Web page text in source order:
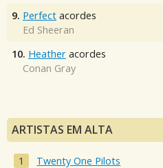
9. Perfect acordes
Ed Sheeran
10. Heather acordes
Conan Gray
ARTISTAS EM ALTA
Twenty One Pilots